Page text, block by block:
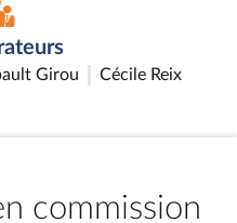
Girou Cécile Reix
commission